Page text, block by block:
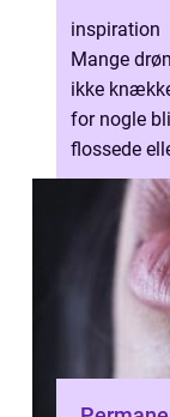
inspiration
Mange
ikke
for nogle
flossede